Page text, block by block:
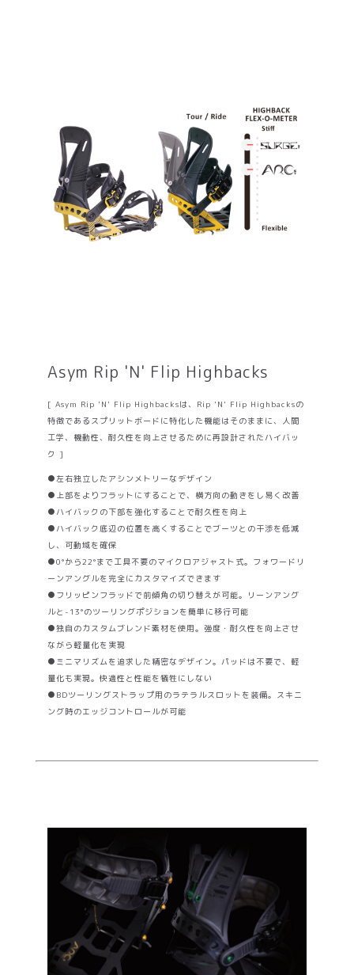
Asym Rip 'N' Flip Highbacks
[ Asym Rip 'N' Flip Highbacksは、Rip 'N' Flip Highbacksの
特徴であるスプリットボードに特化した機能はそのままに、人間
工学、機動性、耐久性を向上させるために再設計されたハイバッ
ク ]
●左右独立したアシンメトリーなデザイン
●上部をよりフラットにすることで、横方向の動きをし易く改善
●ハイバックの下部を強化することで耐久性を向上
●ハイバック底辺の位置を高くすることでブーツとの干渉を低減
し、可動域を確保
●0°から22°まで工具不要のマイクロアジャスト式。フォワードリ
ーンアングルを完全にカスタマイズできます
●フリッピンフラッドで前傾角の切り替えが可能。リーンアング
ルと-13°のツーリングポジションを簡単に移行可能
●独自のカスタムブレンド素材を使用。強度・耐久性を向上させ
ながら軽量化を実現
●ミニマリズムを追求した精密なデザイン。パッドは不要で、軽
量化も実現。快適性と性能を犠牲にしない
●BDツーリングストラップ用のラテラルスロットを装備。スキニ
ング時のエッジコントロールが可能